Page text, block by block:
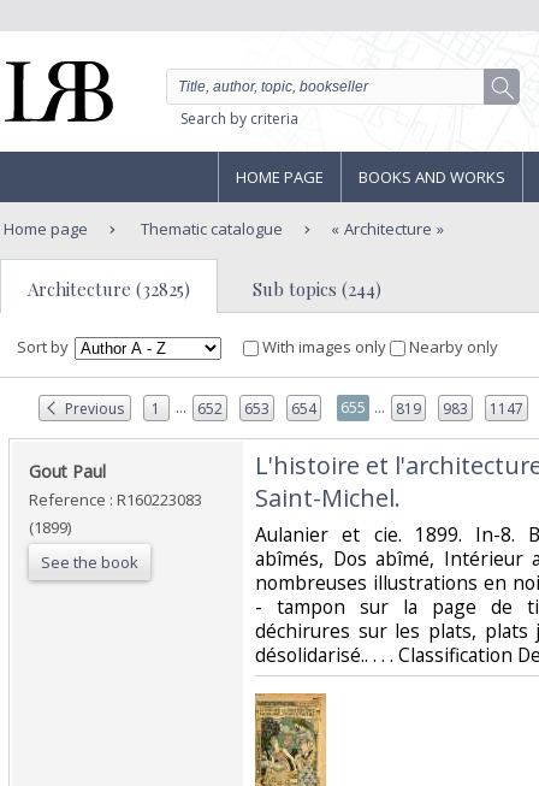
Search by criteria
HOME PAGE BOOKS AND WORKS
Home page Thematic catalogue Architecture
Architecture (32825) Sub topics (244)
Sort by With images only Nearby only
Previous 1 ... 652 653 654 655 ... 819 983 1147
‎Gout Paul‎
Reference : R160223083
(1899)
See the book
‎L'histoire et
Saint-Michel.‎
‎Aulanier et cie. 1899. In-8.
abîmés, Dos abîmé, Intérieur
nombreuses illustrations en
- tampon sur la page de
déchirures sur les plats, plats
désolidarisé.. . . . Classification